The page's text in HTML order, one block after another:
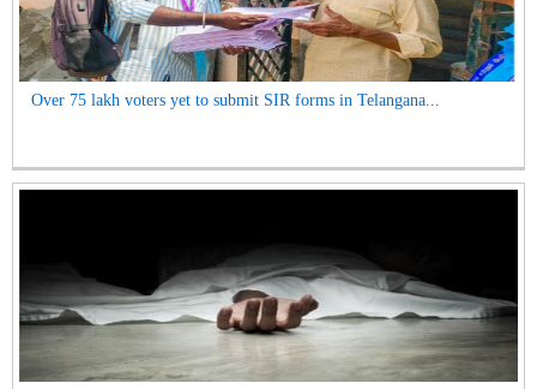
Over 75 lakh voters yet to submit SIR forms in Telangana...